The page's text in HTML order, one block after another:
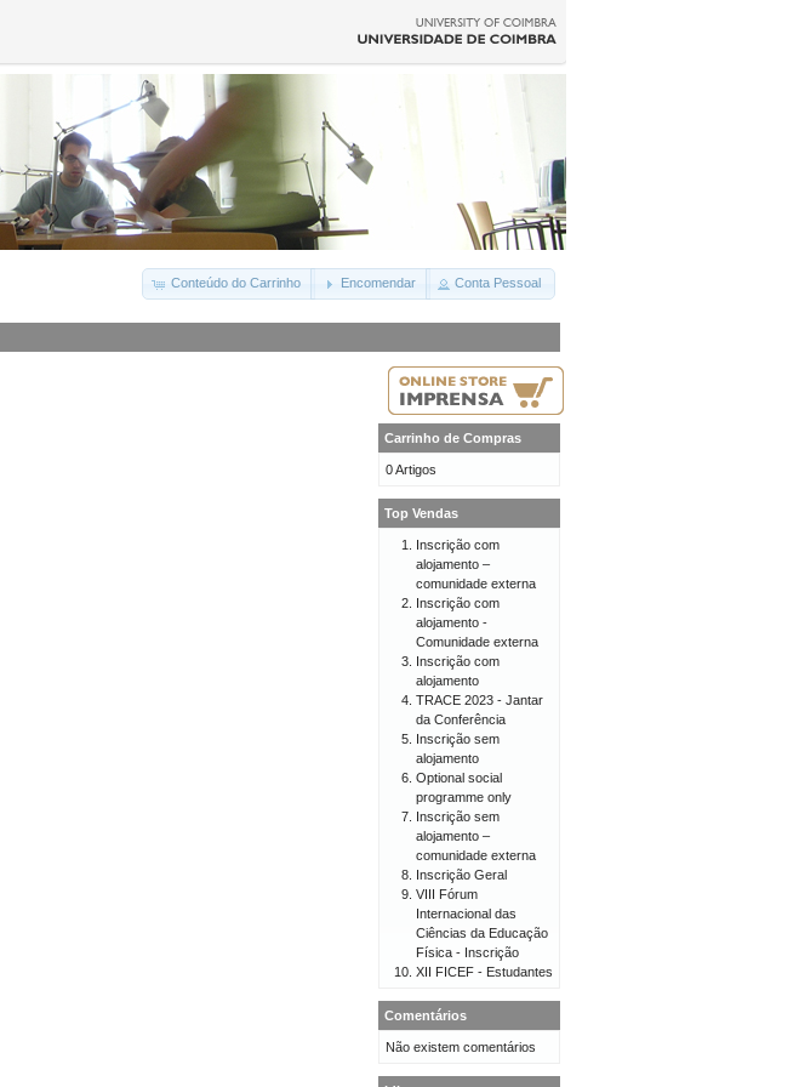
Conteúdo do Carrinho Encomendar Conta Pessoal
Carrinho de Compras
0 Artigos
Top Vendas
Inscrição com
alojamento –
comunidade externa
Inscrição com
alojamento -
Comunidade externa
Inscrição com
alojamento
TRACE 2023 - Jantar
da Conferência
Inscrição sem
alojamento
Optional social
programme only
Inscrição sem
alojamento –
comunidade externa
Inscrição Geral
VIII Fórum
Internacional das
Ciências da Educação
Física - Inscrição
XII FICEF - Estudantes
Comentários
Não existem comentários